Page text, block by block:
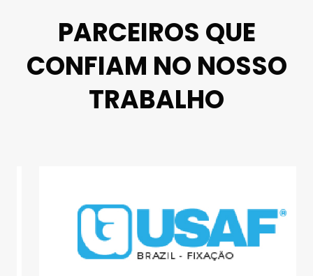
PARCEIROS QUE
CONFIAM NO NOSSO
TRABALHO